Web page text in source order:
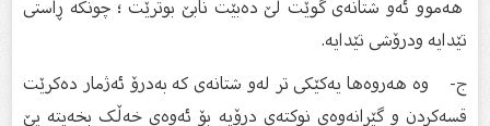
هەموو ئەو شتانەی گوێت لێ دەبێت نابێ بوترێت ؛ چونکە ڕاستی
تێدایە ودرۆشی تێدایە.
‌ج- وە هەروەها یەکێکی تر لەو شتانەی کە بەدرۆ ئەژمار دەکرێت
قسەکردن و گێڕانەوەی نوکتەی درۆیە بۆ ئەوەی خەڵک بخەیتە پێ